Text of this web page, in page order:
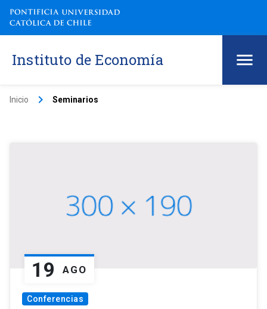
Instituto de Economía
Inicio keyboard_arrow_right Seminarios
19 AGO
Conferencias